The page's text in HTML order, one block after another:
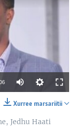
Xurree marsariitii
Jedhu Haati